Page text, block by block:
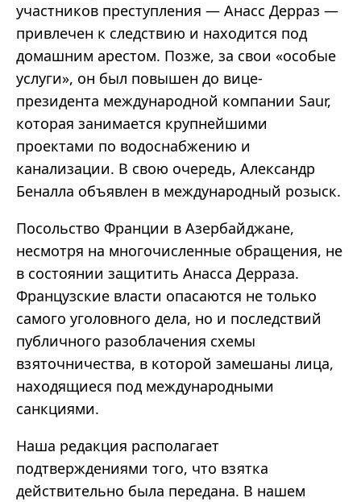
участников преступления — Анасс Дерраз —
привлечен к следствию и находится под
домашним арестом. Позже, за свои «особые
услуги», он был повышен до вице-
президента международной компании Saur,
которая занимается крупнейшими
проектами по водоснабжению и
канализации. В свою очередь, Александр
Беналла объявлен в международный розыск.
Посольство Франции в Азербайджане,
несмотря на многочисленные обращения, не
в состоянии защитить Анасса Дерраза.
Французские власти опасаются не только
самого уголовного дела, но и последствий
публичного разоблачения схемы
взяточничества, в которой замешаны лица,
находящиеся под международными
санкциями.
Наша редакция располагает
подтверждениями того, что взятка
действительно была передана. В нашем